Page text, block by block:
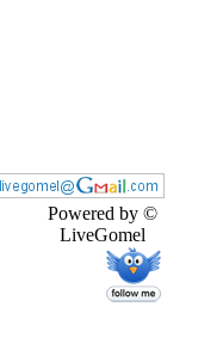
Powered by ©
LiveGomel